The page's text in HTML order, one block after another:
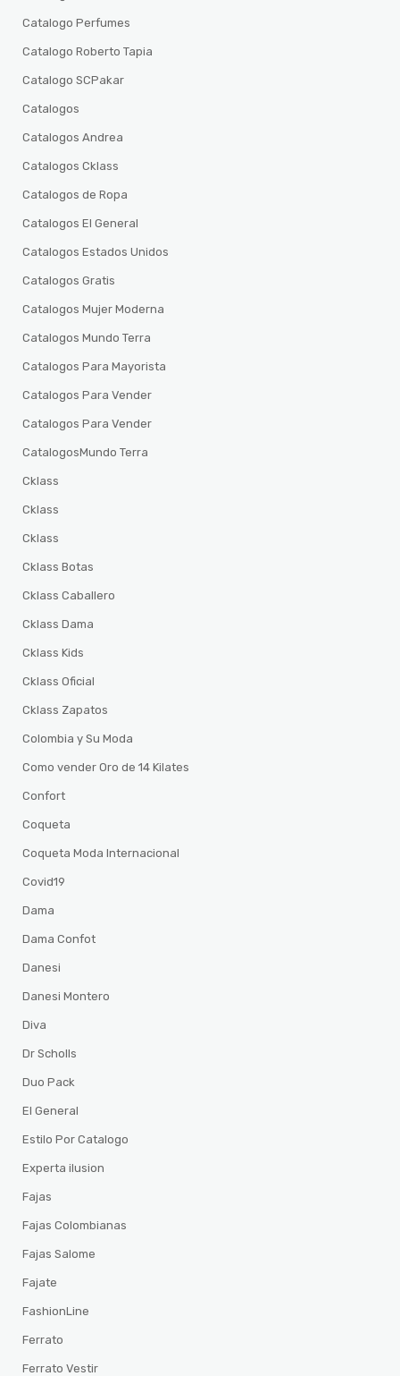
Catalogo Perfumes
Catalogo Roberto Tapia
Catalogo SCPakar
Catalogos
Catalogos Andrea
Catalogos Cklass
Catalogos de Ropa
Catalogos El General
Catalogos Estados Unidos
Catalogos Gratis
Catalogos Mujer Moderna
Catalogos Mundo Terra
Catalogos Para Mayorista
Catalogos Para Vender
Catalogos Para Vender
CatalogosMundo Terra
Cklass
Cklass
Cklass
Cklass Botas
Cklass Caballero
Cklass Dama
Cklass Kids
Cklass Oficial
Cklass Zapatos
Colombia y Su Moda
Como vender Oro de 14 Kilates
Confort
Coqueta
Coqueta Moda Internacional
Covid19
Dama
Dama Confot
Danesi
Danesi Montero
Diva
Dr Scholls
Duo Pack
El General
Estilo Por Catalogo
Experta ilusion
Fajas
Fajas Colombianas
Fajas Salome
Fajate
FashionLine
Ferrato
Ferrato Vestir